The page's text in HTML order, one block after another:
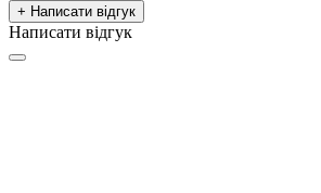
+ Написати відгук
Написати відгук